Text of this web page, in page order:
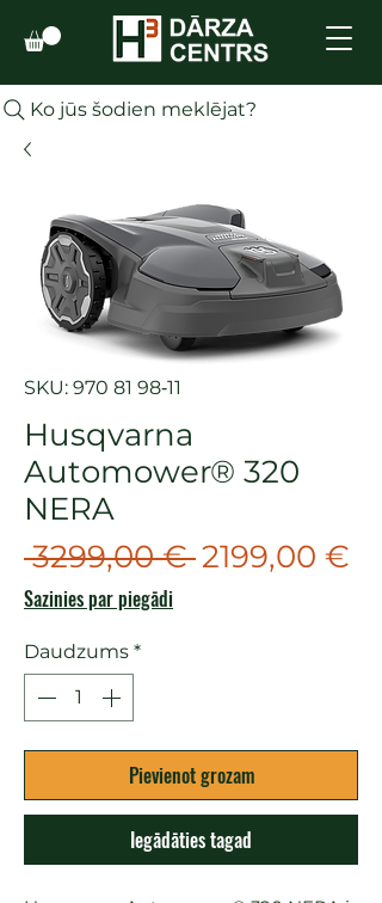
Ko jūs šodien meklējat?
SKU: 970 81 98‑11
Husqvarna
Automower® 320
NERA
3299,00 € Parastā
2199,00 €
Sazinies par piegādi
Daudzums *
Pievienot grozam
Iegādāties tagad